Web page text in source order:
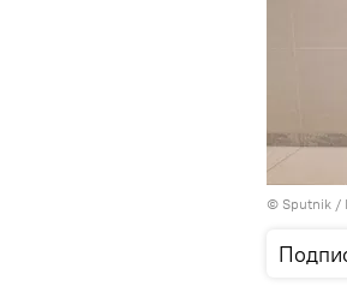
© Sputnik /